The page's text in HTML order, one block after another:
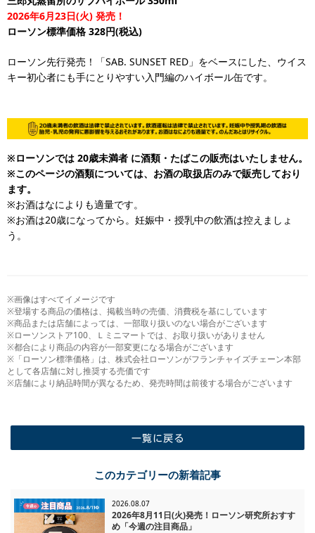
2026年6月23日(火) 発売！
ローソン標準価格 328円(税込)
ローソン先行発売！「SAB. SUNSET RED」をベースにした、ウイス
キー初心者にも手にとりやすい入門編のハイボール缶です。
※ローソンでは 20歳未満者 に酒類・たばこの販売はいたしません。
※このページの酒類については、お酒の取扱店のみで販売しており
ます。
※お酒はなによりも適量です。
※お酒は20歳になってから。妊娠中・授乳中の飲酒は控えましょ
う。
※画像はすべてイメージです
※登場する商品の価格は、掲載当時の売価、消費税を基にしています
※商品または店舗によっては、一部取り扱いのない場合がございます
※ローソンストア100、Ｌミニマートでは、お取り扱いがありません
※都合により商品の内容が一部変更になる場合がございます
※「ローソン標準価格」は、株式会社ローソンがフランチャイズチェーン本部
として各店舗に対し推奨する売価です
※店舗により納品時間が異なるため、発売時間は前後する場合がございます
このカテゴリーの新着記事
2026.08.07
2026年8月11日(火)発売！ローソン研究所おすす
め「今週の注目商品」